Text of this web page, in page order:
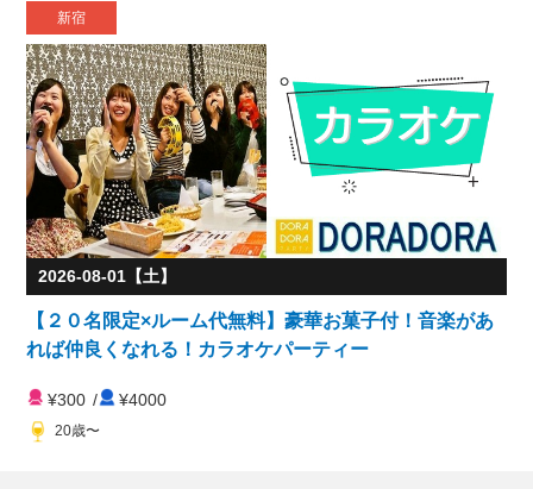
新宿
2026-08-01【土】
【２０名限定×ルーム代無料】豪華お菓子付！音楽があ
れば仲良くなれる！カラオケパーティー
¥300 / ¥4000
20歳〜